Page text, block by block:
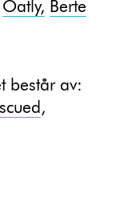
Oatly, Berte
består av:
,